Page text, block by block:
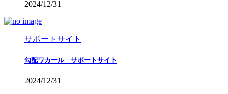
2024/12/31
サポートサイト
勾配ワカール サポートサイト
2024/12/31